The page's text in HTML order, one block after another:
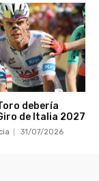
debería
de Italia 2027
31/07/2026